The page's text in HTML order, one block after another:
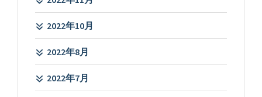
2022年10月
2022年8月
2022年7月